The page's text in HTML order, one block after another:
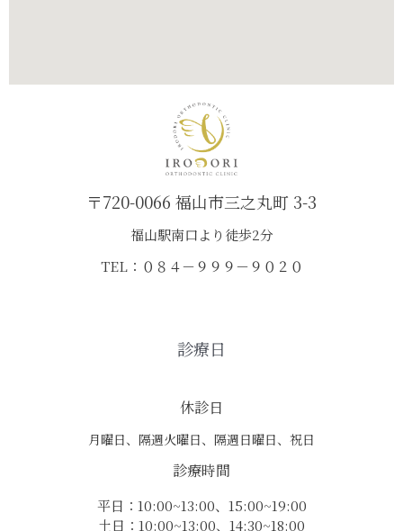
〒720-0066 福山市三之丸町 3-3
福山駅南口より徒歩2分
TEL：０８４－９９９－９０２０
診療日
休診日
月曜日、隔週火曜日、隔週日曜日、祝日
診療時間
平日：10:00~13:00、15:00~19:00
土日：10:00~13:00、14:30~18:00